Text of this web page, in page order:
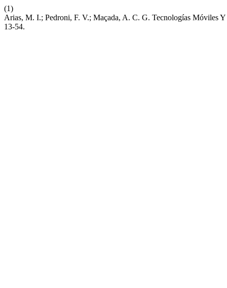
(1)
Arias, M. I.; Pedroni, F. V.; Maçada, A. C. G. Tecnologías Móviles
13-54.